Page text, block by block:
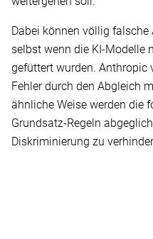
Dabei können völlig
selbst wenn die KI-Modelle
gefüttert wurden. Anthropic
Fehler durch den Abgleich
ähnliche Weise werden die
Grundsatz-Regeln
Diskriminierung zu